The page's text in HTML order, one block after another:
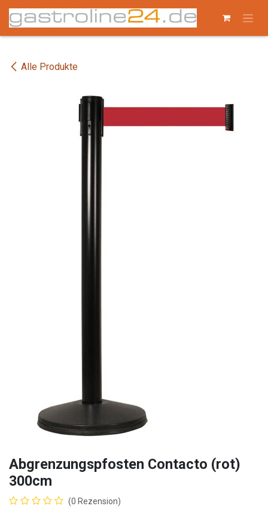
Zum Inhalt springen
Alle Produkte
Abgrenzungspfosten Contacto (rot)
300cm
(0 Rezension)